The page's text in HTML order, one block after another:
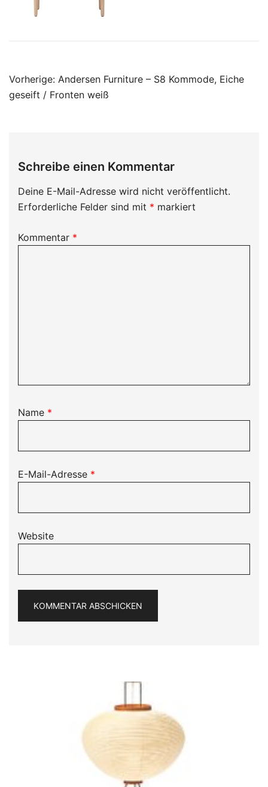
Beitragsnavigation
Vorherige: Andersen Furniture – S8 Kommode, Eiche
geseift / Fronten weiß
Schreibe einen Kommentar
Deine E-Mail-Adresse wird nicht veröffentlicht.
Erforderliche Felder sind mit * markiert
Kommentar *
Name *
E-Mail-Adresse *
Website